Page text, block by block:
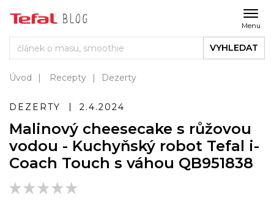
Menu
VYHLEDAT
Úvod Recepty Dezerty
DEZERTY 2.4.2024
Malinový cheesecake s růžovou
vodou - Kuchyňský robot Tefal i-
Coach Touch s váhou QB951838